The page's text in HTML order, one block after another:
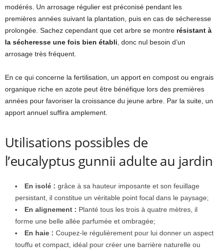
modérés. Un arrosage régulier est préconisé pendant les
premières années suivant la plantation, puis en cas de sécheresse
prolongée. Sachez cependant que cet arbre se montre résistant à
la sécheresse une fois bien établi, donc nul besoin d’un
arrosage très fréquent.
En ce qui concerne la fertilisation, un apport en compost ou engrais
organique riche en azote peut être bénéfique lors des premières
années pour favoriser la croissance du jeune arbre. Par la suite, un
apport annuel suffira amplement.
Utilisations possibles de
l’eucalyptus gunnii adulte au jardin
En isolé : grâce à sa hauteur imposante et son feuillage
persistant, il constitue un véritable point focal dans le paysage;
En alignement : Planté tous les trois à quatre mètres, il
forme une belle allée parfumée et ombragée;
En haie : Coupez-le régulièrement pour lui donner un aspect
touffu et compact, idéal pour créer une barrière naturelle ou